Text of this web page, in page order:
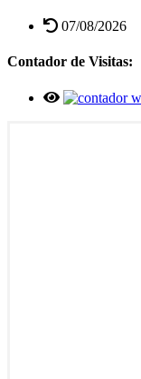
07/08/2026
Contador de Visitas: